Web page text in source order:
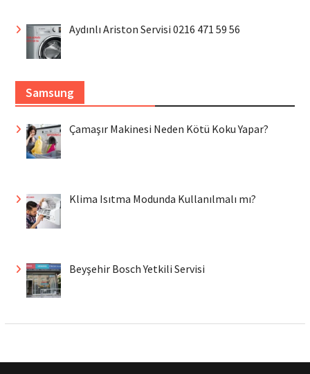
Aydınlı Ariston Servisi 0216 471 59 56
Samsung
Çamaşır Makinesi Neden Kötü Koku Yapar?
Klima Isıtma Modunda Kullanılmalı mı?
Beyşehir Bosch Yetkili Servisi